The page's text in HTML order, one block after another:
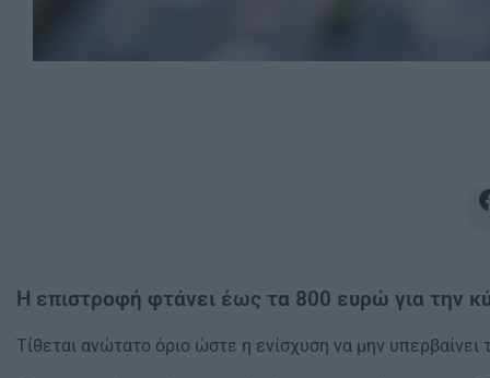
Η επιστροφή φτάνει έως τα 800 ευρώ για την
Τίθεται ανώτατο όριο ώστε η ενίσχυση να μην